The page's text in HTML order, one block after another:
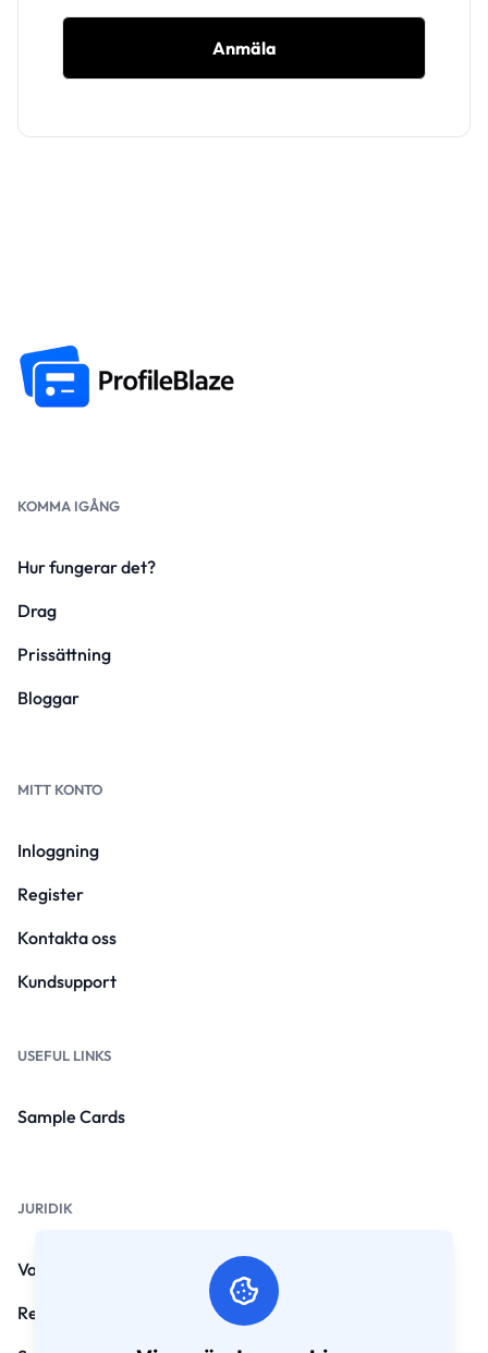
Anmäla
KOMMA IGÅNG
Hur fungerar det?
Drag
Prissättning
Bloggar
MITT KONTO
Inloggning
Register
Kontakta oss
Kundsupport
USEFUL LINKS
Sample Cards
JURIDIK
Vanliga frågor
Regler och villkor